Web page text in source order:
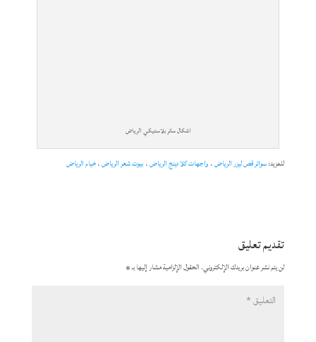
اشكال ساتر بلاستيكي الرياض
للمزيد:سواتر قص ليزر الرياض، واجهات كلادينج الرياض، بيوت شعر الرياض،خيام الرياض
تقديم تعليق
لن يتم نشر عنوان بريدك الإلكتروني. الحقول الإلزامية مشار إليها بـ*